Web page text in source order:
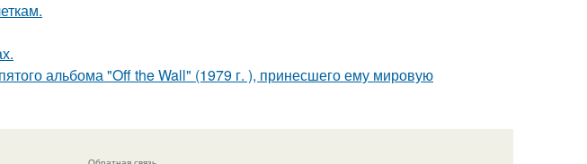
альбома "Off the Wall" (1979 г. ), принесшего ему мировую